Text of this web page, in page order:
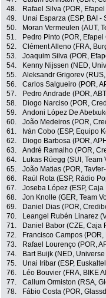
48.
Rafael Silva (POR,
49.
Unai Esparza (ESP, BAI
50.
Moran Vermeulen (AUT,
51.
Pedro Pinto (POR,
52.
Clément Alleno (FRA,
53.
Joaquim Silva (POR,
54.
Kenny Nijssen (NED,
55.
Aleksandr Grigorev
56.
Carlos Salgueiro (POR,
57.
Pedro Andrade (POR,
58.
Diogo Narciso (POR,
59.
Andoni López De
60.
João Medeiros (POR,
61.
Iván Cobo (ESP, Equipo
62.
Diogo Barbosa (POR,
63.
André Ramalho (POR,
64.
Lukas Rüegg (SUI, Team
65.
João Matias (POR,
66.
Raúl Rota (ESP, Rádio
67.
Joseba López (ESP,
68.
Jon Knolle (GER, Team
69.
Daniel Dias (POR,
70.
Leangel Rubén Linarez
71.
Daniel Babor (CZE, Caja
72.
Francisco Campos
73.
Rafael Lourenço (POR,
74.
Bart Buijk (NED,
75.
Unai Iribar (ESP,
76.
Léo Bouvier (FRA, BIKE
77.
Callum Ormiston (RSA,
78.
Fábio Costa (POR,